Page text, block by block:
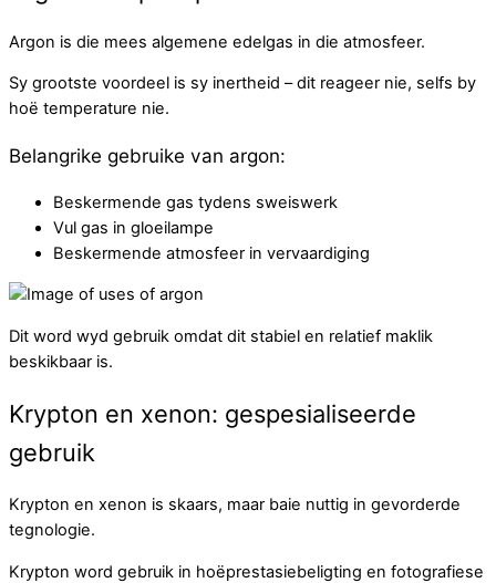
Argon is die mees algemene edelgas in die atmosfeer.
Sy grootste voordeel is sy inertheid – dit reageer nie, selfs by
hoë temperature nie.
Belangrike gebruike van argon:
Beskermende gas tydens sweiswerk
Vul gas in gloeilampe
Beskermende atmosfeer in vervaardiging
Dit word wyd gebruik omdat dit stabiel en relatief maklik
beskikbaar is.
Krypton en xenon: gespesialiseerde
gebruik
Krypton en xenon is skaars, maar baie nuttig in gevorderde
tegnologie.
Krypton word gebruik in hoëprestasiebeligting en fotografiese